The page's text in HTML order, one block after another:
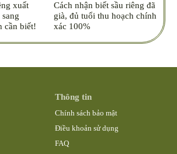
xuất
cần biết!
Cách nhận biết sầu riêng đã
già, đủ tuổi thu hoạch chính
xác 100%
Thông tin
Chính sách bảo mật
Điều khoản sử dụng
FAQ